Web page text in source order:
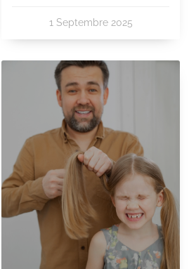
1 Septembre 2025